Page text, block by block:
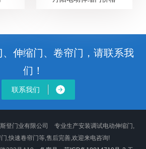
伸缩门、卷帘门，请联系我
们！
联系我们
登门业有限公司 专业生产安装调试电动伸缩门,
,快速卷帘门等,售后完善,欢迎来电咨询!